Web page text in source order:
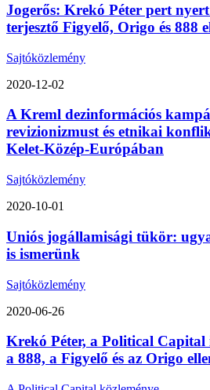
Jogerős: Krekó Péter pert
terjesztő Figyelő, Origo és 888
Sajtóközlemény
2020-12-02
A Kreml dezinformációs
revizionizmust és etnikai
Kelet-Közép-Európában
Sajtóközlemény
2020-10-01
Uniós jogállamisági tükör:
is ismerünk
Sajtóközlemény
2020-06-26
Krekó Péter, a Political
a 888, a Figyelő és az Origo